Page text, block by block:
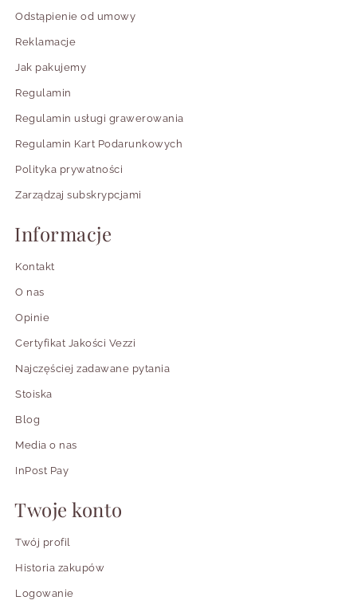
Odstąpienie od umowy
Reklamacje
Jak pakujemy
Regulamin
Regulamin usługi grawerowania
Regulamin Kart Podarunkowych
Polityka prywatności
Zarządzaj subskrypcjami
Informacje
Kontakt
O nas
Opinie
Certyfikat Jakości Vezzi
Najczęściej zadawane pytania
Stoiska
Blog
Media o nas
InPost Pay
Twoje konto
Twój profil
Historia zakupów
Logowanie